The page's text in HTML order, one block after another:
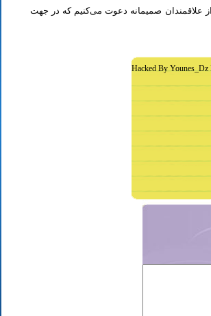
علاقمندان صمیمانه دعوت می‌کنیم که در جهت
Hacked By